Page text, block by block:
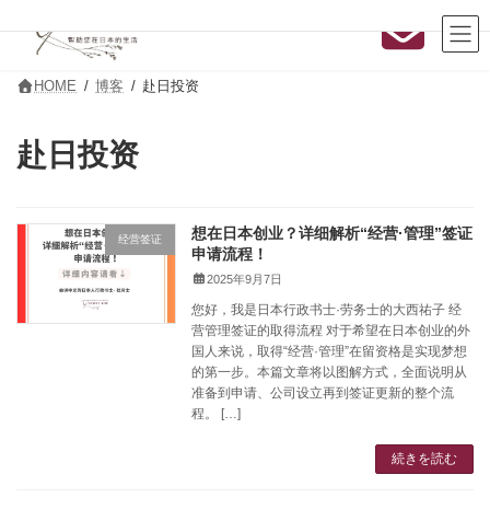
ン
ビ
HOME 博客 赴日投资
赴日投资
经营签证
想在日本创业？详细解析“经营·管理”签证
申请流程！
2025年9月7日
您好，我是日本行政书士·劳务士的大西祐子 经
营管理签证的取得流程 对于希望在日本创业的外
国人来说，取得“经营·管理”在留资格是实现梦想
的第一步。本篇文章将以图解方式，全面说明从
准备到申请、公司设立再到签证更新的整个流
程。 […]
続きを読む